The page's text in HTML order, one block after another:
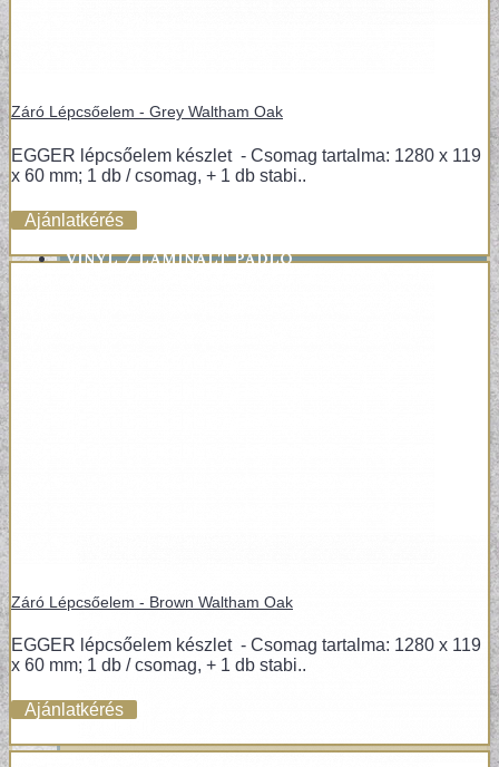
+
VINYL / LAMINÁLT PADLÓ
Záró Lépcsőelem - Grey Waltham Oak
EGGER lépcsőelem készlet - Csomag tartalma: 1280 x 119
x 60 mm; 1 db / csomag, + 1 db stabi..
Ajánlatkérés
Záró Lépcsőelem - Brown Waltham Oak
EGGER lépcsőelem készlet - Csomag tartalma: 1280 x 119
x 60 mm; 1 db / csomag, + 1 db stabi..
Ajánlatkérés